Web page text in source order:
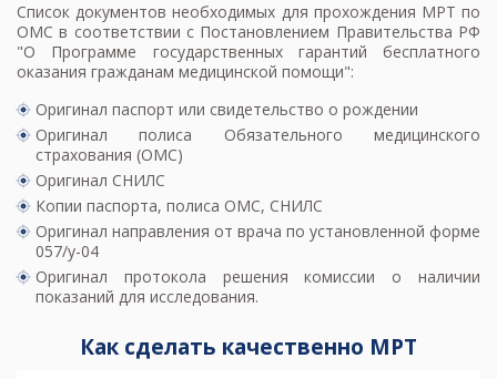
Список документов необходимых для прохождения МРТ по
ОМС в соответствии с Постановлением Правительства РФ
"О Программе государственных гарантий бесплатного
оказания гражданам медицинской помощи":
Оригинал паспорт или свидетельство о рождении
Оригинал полиса Обязательного медицинского
страхования (ОМС)
Оригинал СНИЛС
Копии паспорта, полиса ОМС, СНИЛС
Оригинал направления от врача по установленной форме
057/у-04
Оригинал протокола решения комиссии о наличии
показаний для исследования.
Как сделать качественно МРТ